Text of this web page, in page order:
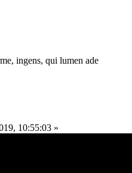
ingens, qui lumen ade
10:55:03 »